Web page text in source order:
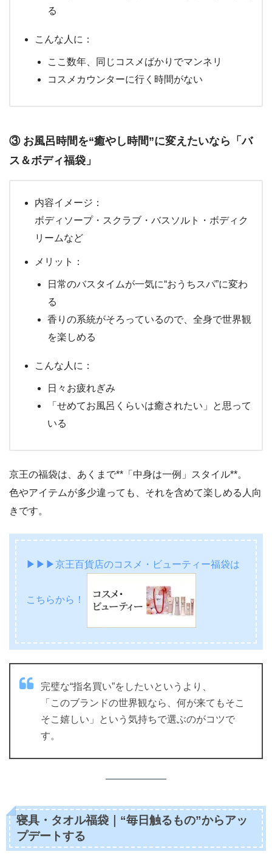
る
こんな人に：
ここ数年、同じコスメばかりでマンネリ
コスメカウンターに行く時間がない
③ お風呂時間を“癒やし時間”に変えたいなら「バ
ス＆ボディ福袋」
内容イメージ：
ボディソープ・スクラブ・バスソルト・ボディク
リームなど
メリット：
日常のバスタイムが一気に“おうちスパ”に変わ
る
香りの系統がそろっているので、全身で世界観
を楽しめる
こんな人に：
日々お疲れぎみ
「せめてお風呂くらいは癒されたい」と思って
いる
京王の福袋は、あくまで**「中身は一例」スタイル**。
色やアイテムが多少違っても、それを含めて楽しめる人向
きです。
▶▶▶京王百貨店のコスメ・ビューティー福袋は
こちらから！
完璧な“指名買い”をしたいというより、
「このブランドの世界観なら、何が来てもそこ
そこ嬉しい」という気持ちで選ぶのがコツで
す。
寝具・タオル福袋｜“毎日触るもの”からアッ
プデートする